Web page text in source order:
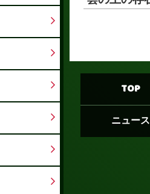
TOP
ニュース